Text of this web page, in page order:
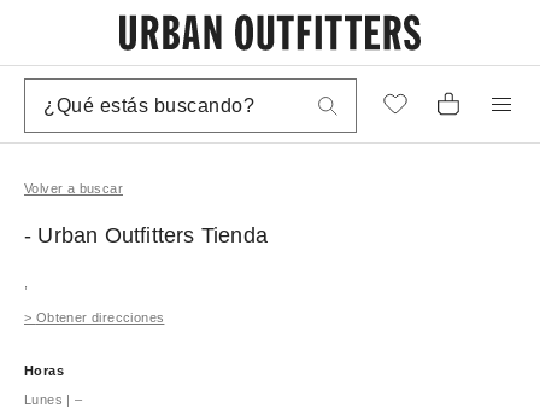
Volver a buscar
- Urban Outfitters Tienda
> Obtener direcciones
Horas
Lunes | –